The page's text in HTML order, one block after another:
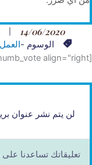
14/06/2020
الوسوم -
[thumb_vote align="right"]
لن يتم نشر عنوان